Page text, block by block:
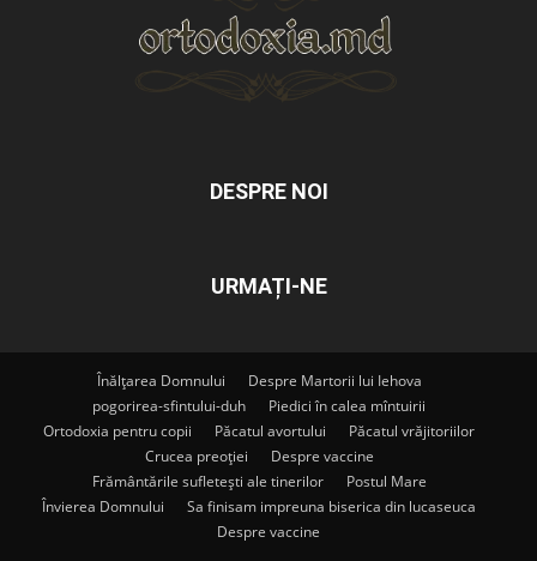
DESPRE NOI
URMAȚI-NE
Înălțarea Domnului
Despre Martorii lui Iehova
pogorirea-sfintului-duh
Piedici în calea mîntuirii
Ortodoxia pentru copii
Păcatul avortului
Păcatul vrăjitoriilor
Crucea preoției
Despre vaccine
Frământările sufletești ale tinerilor
Postul Mare
Învierea Domnului
Sa finisam impreuna biserica din lucaseuca
Despre vaccine